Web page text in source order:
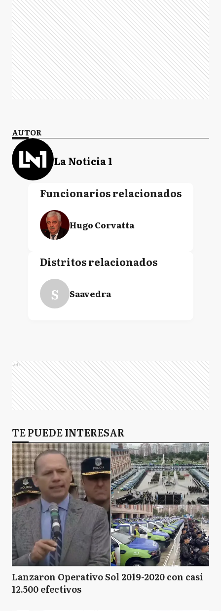
AUTOR
La Noticia 1
Funcionarios relacionados
Hugo Corvatta
Distritos relacionados
S Saavedra
Ads
TE PUEDE INTERESAR
Lanzaron Operativo Sol 2019-2020 con casi
12.500 efectivos